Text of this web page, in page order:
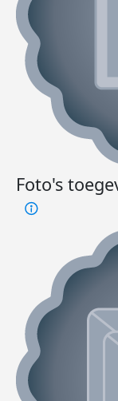
Foto's